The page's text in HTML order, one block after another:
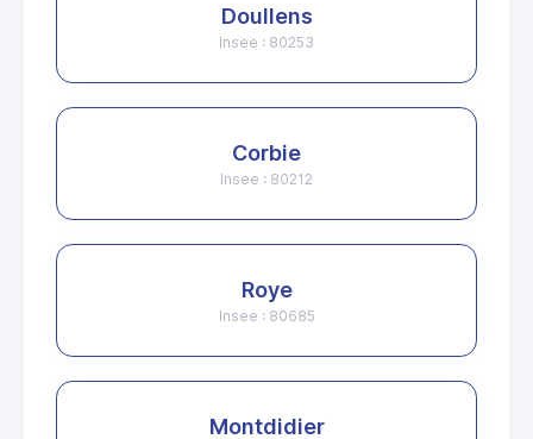
Doullens
Insee : 80253
Corbie
Insee : 80212
Roye
Insee : 80685
Montdidier